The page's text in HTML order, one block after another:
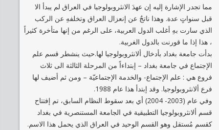
مما تجدر الإشارة إليه إن عهدَ الانثروبولوجيا في العراق لم يبدأ الا
قبل سنواتٍ عدة. وهذا ناتجٌ عن إنعزال العراق وتخلفهِ عن الركب
الذي سارت بهِ أغلب الدول العربية، على الرغم من إنها متأخرة كثيراً
، هذا إذا ما قورنت بالدول الغربية.
بدأت جامعة بغداد بأدخال ألانثروبولوجيا لها.حيث ينشطر قسم علم
الإجتماع في جامعة بغداد – إبتداءاً من المرحلة الثالثة الى ثلاث
فروع هي : علم الإجتماع- والخدمة الإجتماعيّة – ومن ثم أضيف لها
فرع ألانثروبولوجيا. وقد إبتدأ هذا عام 1988.
وفي عام (2003- 2004) أي بعد سقوط النظام السابق، تم إفتتاح
قسم ألانثروبولوجيا التطبيقية في الجامعة المستنصرية في بغداد
كقسم مُستقل وهو القسم الوحيد في العراق الذي يحمل هذا الاسم.